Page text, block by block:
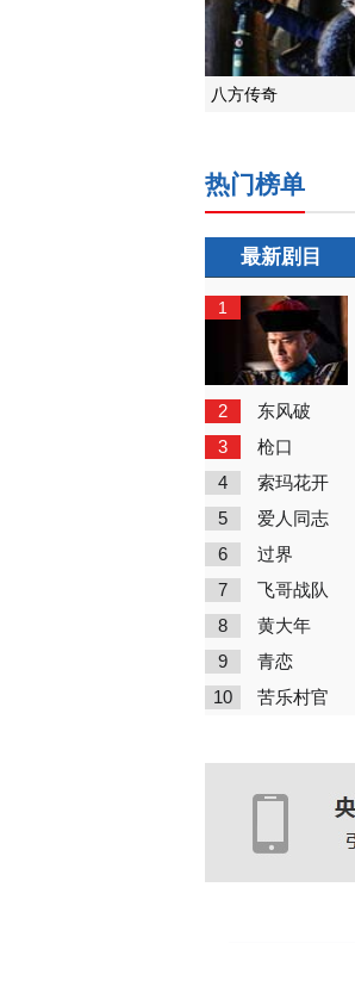
八方传奇
热门榜单
最新剧目
1
2 东风破
3 枪口
4 索玛花开
5 爱人同志
6 过界
7 飞哥战队
8 黄大年
9 青恋
10 苦乐村官